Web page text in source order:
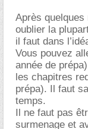
Après
oublier la
il faut dans
Vous pouvez
année de
les chapitres
prépa). Il faut
temps.
Il ne faut pas
surmenage et